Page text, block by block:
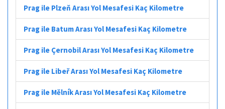
Prag ile Plzeň Arası Yol Mesafesi Kaç Kilometre
Prag ile Batum Arası Yol Mesafesi Kaç Kilometre
Prag ile Çernobil Arası Yol Mesafesi Kaç Kilometre
Prag ile Libeř Arası Yol Mesafesi Kaç Kilometre
Prag ile Mělník Arası Yol Mesafesi Kaç Kilometre